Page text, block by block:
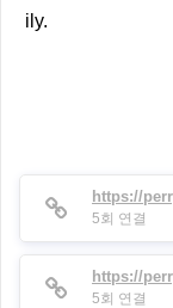
ily.
https://
5회 연결
https://
5회 연결